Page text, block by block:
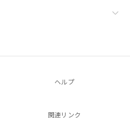
ヘルプ
関連リンク